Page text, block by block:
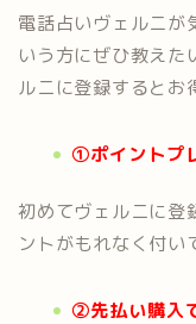
電話占いヴェルニが
いう方にぜひ教えた
ルニに登録するとお
①ポイントプ
初めてヴェルニに登
ントがもれなく付い
②先払い購入